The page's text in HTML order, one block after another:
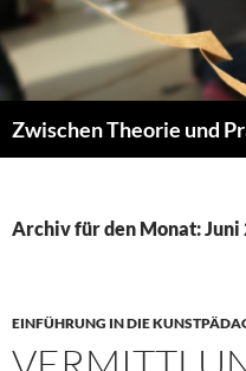
Zum
Inhalt
springen
Archiv für den Monat: Juni
EINFÜHRUNG IN DIE